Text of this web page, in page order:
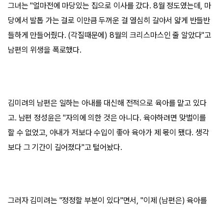
그녀는 "얼마전에 마당있는 집으로 이사를 갔다. 8월 정도였는데, 마
당에서 발톱 가는 걸로 이만큼 두꺼운 걸 열심히 갈아서 얇게 반들반
들하게 만들어줬다. (각질때문에) 8월의 크리스마스인 줄 알았다"고
남편의 위생을 폭로했다.
김미려의 남편은 일하는 아내를 대신해 전적으로 육아를 맡고 있다
고. 남편 정성윤은 "자의에 의한 것은 아니다. 육아하려면 맞벌이를
할 수 없었고, 아내가 저보다 수입이 좋아 육아가 제 몫이 됐다. 생각
보다 그 기간이 길어졌다"고 털어놨다.
그러자 김미려는 "정정할 부분이 있다"면서, "이제 (남편은) 육아를